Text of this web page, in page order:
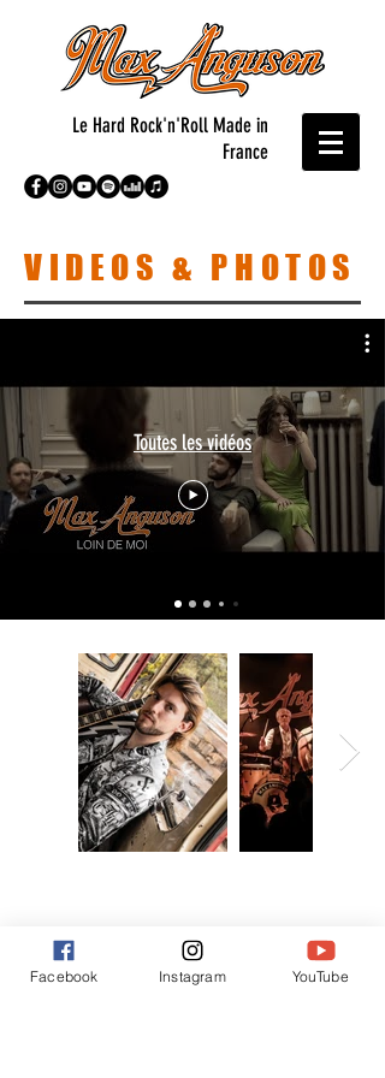
Le Hard Rock'n'Roll Made in
France
VIDEOS & PHOTOS
Toutes les vidéos
PARTENAIRES
Facebook Instagram YouTube